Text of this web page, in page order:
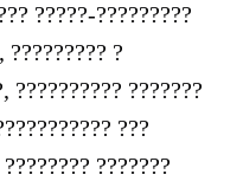
?????-?????????
????????? ?
?????????? ???????
???
???????